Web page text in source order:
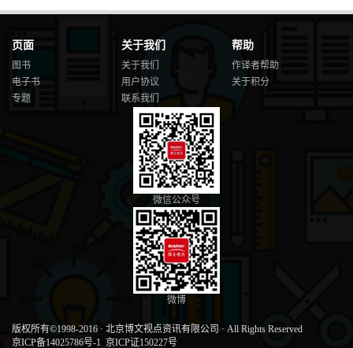
页面
图书
电子书
专题
关于我们
关于我们
用户协议
联系我们
帮助
作译者帮助
关于积分
微信公众号
微博
版权所有©1998-2016 · 北京博文视点资讯有限公司 · All Rights Reserved
京ICP备14025786号-1 京ICP证150227号